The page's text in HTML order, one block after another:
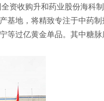
资收购升和药业股份海科
基地，将精致专注于中药
等过亿黄金单品。其中糖